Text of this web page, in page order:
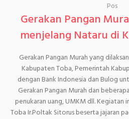
Pos
Gerakan Pangan
menjelang Nataru di
Gerakan Pangan Murah yang
Kabupaten Toba, Pemerintah
dengan Bank Indonesia dan Bulog
Gerakan Pangan Murah dan
penukaran uang, UMKM dll. Kegiatan
Toba Ir.Poltak Sitorus beserta jajaran